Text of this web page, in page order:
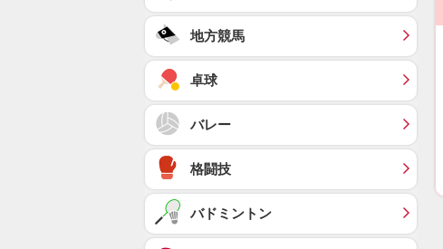
地方競馬
卓球
バレー
格闘技
バドミントン